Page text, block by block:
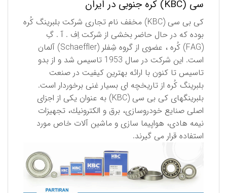
سی (KBC) کره جنوبی در ایران
كی بی سی (KBC) مخفف نام تجاری شركت بلبرینگ كُره
بوده كه در حال حاضر بخشی از شركت اِف . آ . گِ
(FAG) كُره ، عضوی از گروه شِفلر (Schaeffler) آلمان
است. این شركت در سال 1953 تاسیس شد و از بدو
تاسیس تا كنون با ارائه بهترین كیفیت در صنعت
بلبرینگ كُره از تاریخچه ای بسیار غنی برخوردار است.
بلبرینگهای كی بی سی (KBC) به عنوان یكی از اجزای
اصلی صنایع خودروسازی، برق و الكترونیك، تجهیزات
نیمه هادی، هواپیما سازی و ماشین آلات خاص مورد
استفاده قرار می گیرند.